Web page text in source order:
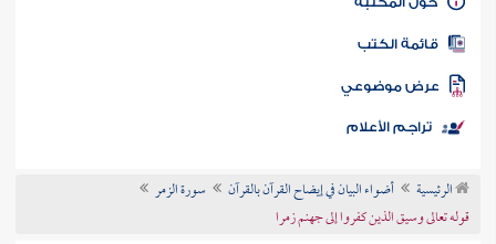
المكتبة
الكتب
موضوعي
تراجم الأعلام
الرئيسية أضواء البيان في إيضاح القرآن بالقرآن
سورة الزمر
قوله تعالى وسيق الذين كفروا إلى جهنم زمرا